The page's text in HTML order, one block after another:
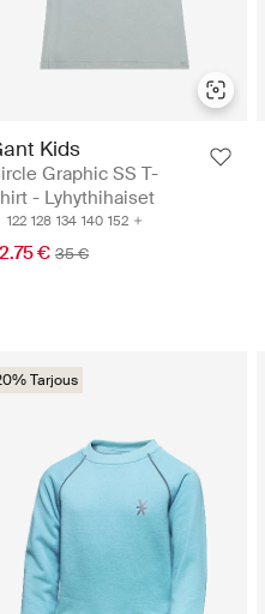
Kids
Graphic SS T-
- Lyhythihaiset
122 128 134 140 152
€ 35 €
Tarjous